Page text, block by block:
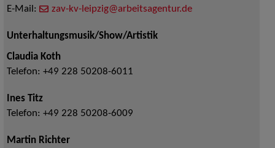
E-Mail:
zav-kv-leipzig@arbeitsagentur.de
Unterhaltungsmusik/Show/Artistik
Claudia Koth
Telefon: +49 228 50208-6011
Ines Titz
Telefon: +49 228 50208-6009
Martin Richter